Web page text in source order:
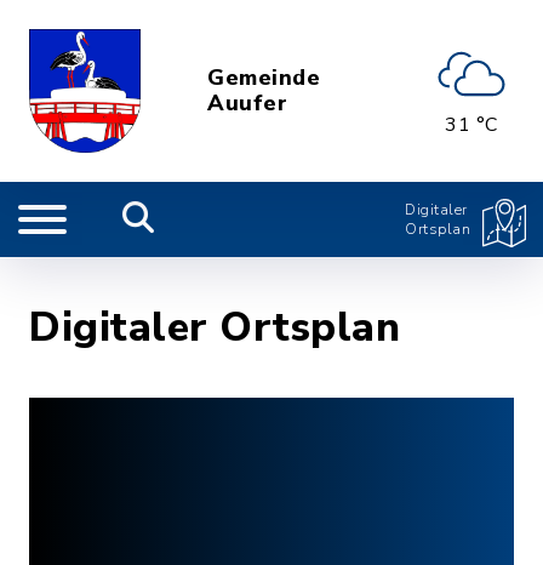
Gemeinde
Auufer
31 °C
Digitaler
Ortsplan
Digitaler Ortsplan